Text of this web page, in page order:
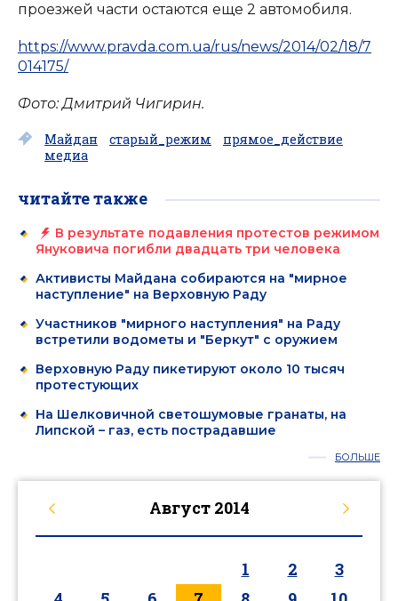
проезжей части остаются еще 2 автомобиля.
https://www.pravda.com.ua/rus/news/2014/02/18/7
014175/
Фото: Дмитрий Чигирин.
Майдан старый_режим
прямое_действие
медиа
читайте также
В результате подавления протестов режимом
Януковича погибли двадцать три человека
Активисты Майдана собираются на "мирное
наступление" на Верховную Раду
Участников "мирного наступления" на Раду
встретили водометы и "Беркут" с оружием
Верховную Раду пикетируют около 10 тысяч
протестующих
На Шелковичной светошумовые гранаты, на
Липской – газ, есть пострадавшие
БОЛЬШЕ
Август 2014
1 2
3